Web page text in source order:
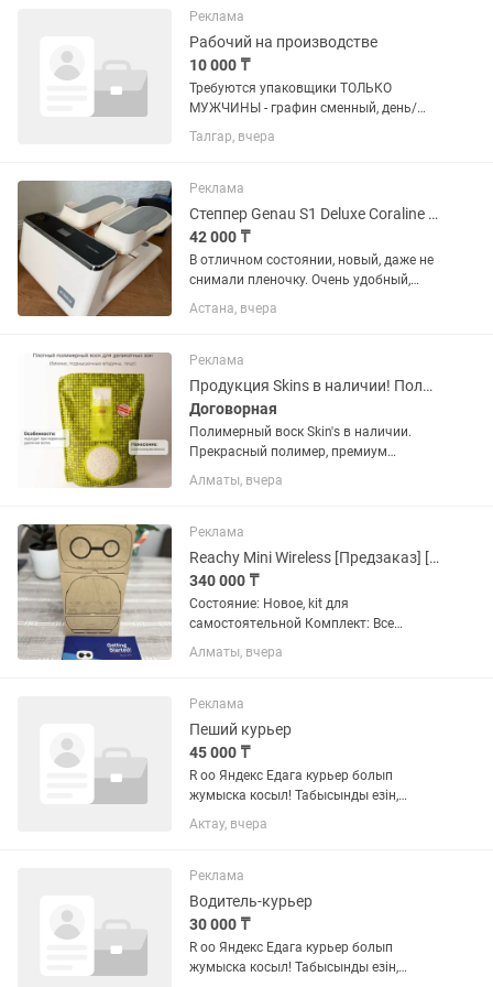
(нижние конечности, верхние...
Реклама
Рабочий на производстве
10 000 ₸
Требуются упаковщики ТОЛЬКО
МУЖЧИНЫ - графин сменный, день/
ночь - возможно подработка
(совмещение с основной работой) -
питание за счет компании - находимся
в...
Талгар, вчера
Реклама
Степпер Genau S1 Deluxe Coraline классический
42 000 ₸
В отличном состоянии, новый, даже не
снимали пленочку. Очень удобный,
хорошо прокачивает мышцы, меньше
работать чем на дорожке по времени
есть DeluxeМини-степпер...
Астана, вчера
Реклама
Продукция Skins в наличии! Полимерный воск
Договорная
Полимерный воск Skin's в наличии.
Прекрасный полимер, премиум
качества, для депиляции. Великолепно
растягивается на обширные участки
нанесения!
Алматы, вчера
Реклама
Reachy Mini Wireless [Предзаказ] [Hugging Face]
340 000 ₸
Состояние: Новое, kit для
самостоятельной Комплект: Все
детали и инструкция (сборка 1 час).
Открытый робот от Hugging Face.
микрофоны, динамики. Внутри свой...
Алматы, вчера
Реклама
Пеший курьер
45 000 ₸
R оо Яндекс Едага курьер болып
жумыска косыл! Табысынды езін,
баскар! 17 Икемді жумыс кестесі. •
Тапсырыстарды косымша аркылы
велосипедпен жеткізуге болады. Кун
сайын немесе...
Актау, вчера
Реклама
Водитель-курьер
30 000 ₸
R оо Яндекс Едага курьер болып
жумыска косыл! Табысынды езін,